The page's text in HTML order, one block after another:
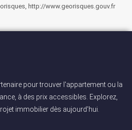
http://www.georisques.gouv.fr
pour trouver l'appartement ou la
à des prix accessibles. Explorez,
immobilier dès aujourd'hui.